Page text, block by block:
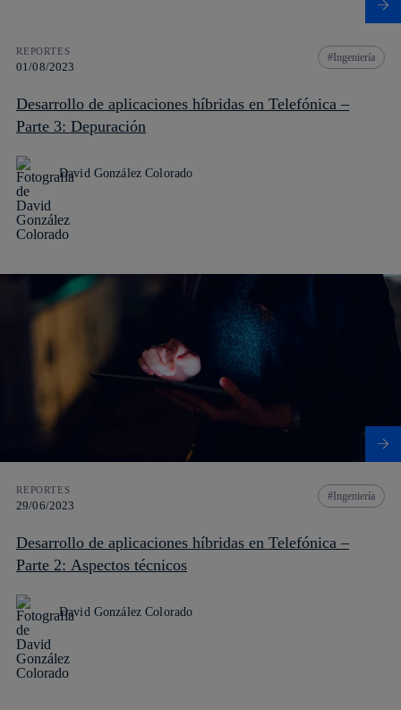
REPORTES
01/08/2023
Ingeniería
Desarrollo de aplicaciones híbridas en Telefónica –
Parte 3: Depuración
David González Colorado
REPORTES
29/06/2023
Ingeniería
Desarrollo de aplicaciones híbridas en Telefónica –
Parte 2: Aspectos técnicos
David González Colorado